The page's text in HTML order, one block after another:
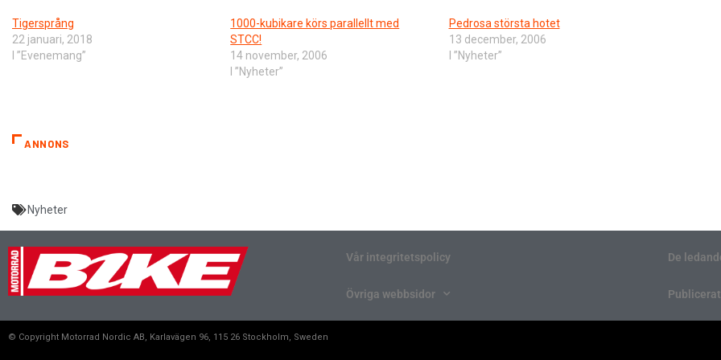
Tigersprång
22 januari, 2018
I ”Evenemang”
1000-kubikare körs parallellt med
STCC!
14 november, 2006
I ”Nyheter”
Pedrosa största hotet
13 december, 2006
I ”Nyheter”
ANNONS
Nyheter
Vår integritetspolicy
Övriga webbsidor
De
Publicerat
© Copyright Motorrad Nordic AB, Karlavägen 96, 115 26 Stockholm, Sweden